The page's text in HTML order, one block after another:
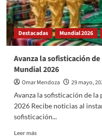
contra
mujer
en
Chicoloapan
Destacadas Mundial 2026
Avanza la sofisticación
Mundial 2026
Omar Mendoza
29 mayo,
Avanza la sofisticación de
2026 Recibe noticias al
sofisticación...
Leer másRead